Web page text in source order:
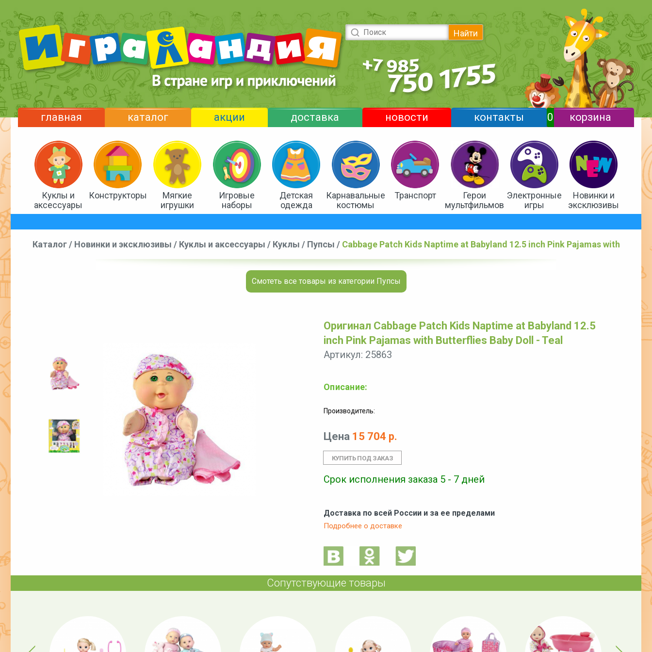
Найти
главная каталог акции доставка новости контакты 0 корзина
Куклы и
аксессуары
Конструкторы
Мягкие
игрушки
Игровые
наборы
Детская
одежда
Карнавальные
костюмы
Транспорт
Герои
мультфильмов
Электронные
игры
Новинки и
эксклюзивы
Каталог/ Новинки и эксклюзивы / Куклы и аксессуары / Куклы / Пупсы / Cabbage Patch Kids Naptime at Babyland 12.5 inch Pink Pajamas with
Смотеть все товары из категории Пупсы
Оригинал Cabbage Patch Kids Naptime at Babyland 12.5
inch Pink Pajamas with Butterflies Baby Doll - Teal
Артикул: 25863
Описание:
Производитель:
Цена 15 704 р.
Срок исполнения заказа 5 - 7 дней
Доставка по всей России и за ее пределами
Подробнее о доставке
Сопутствующие товары